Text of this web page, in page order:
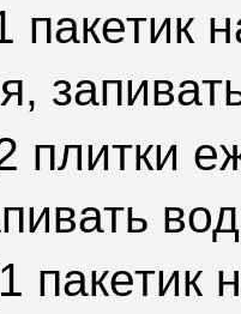
пакетик
плитки
пакетик